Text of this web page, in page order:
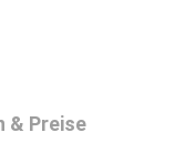
& Preise